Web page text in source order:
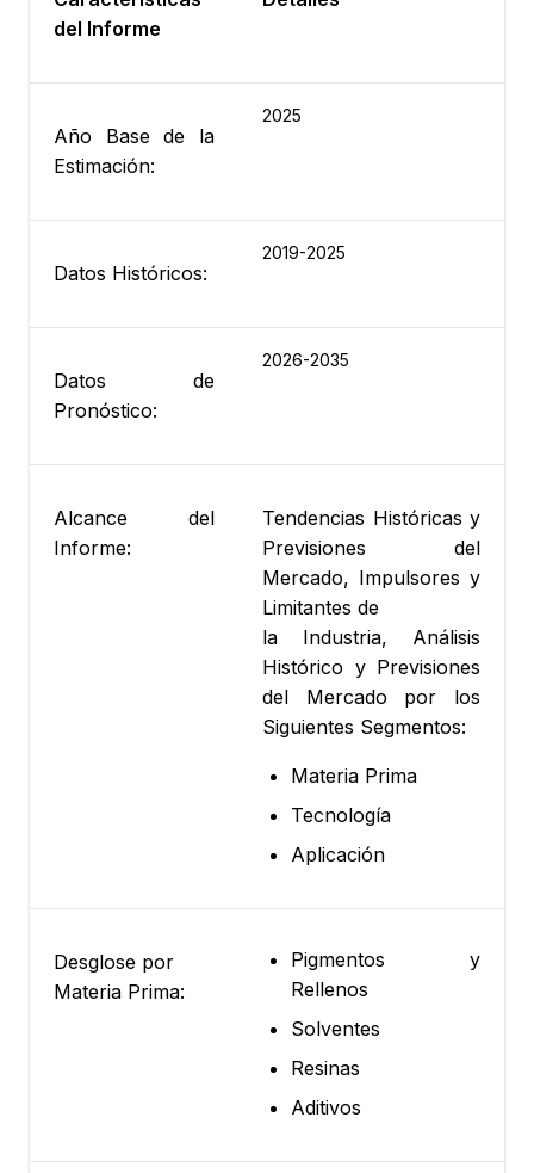
del Informe
Año Base de la
Estimación:
2025
Datos Históricos:
2019-2025
Datos de
Pronóstico:
2026-2035
Alcance del
Informe:
Tendencias Históricas y
Previsiones del
Mercado, Impulsores y
Limitantes de
la Industria, Análisis
Histórico y Previsiones
del Mercado por los
Siguientes Segmentos:
Materia Prima
Tecnología
Aplicación
Desglose por
Materia Prima:
Pigmentos y
Rellenos
Solventes
Resinas
Aditivos